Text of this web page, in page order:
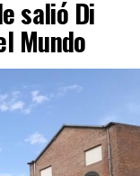
marcharán
Ciudad de
salió Di
Mundo